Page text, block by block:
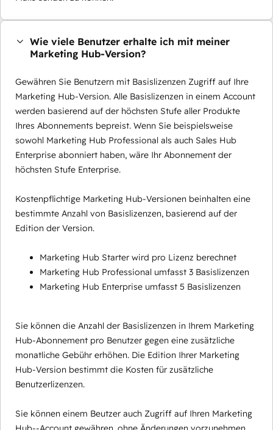
Wie viele Benutzer erhalte ich mit meiner
Marketing Hub-Version?
Gewähren Sie Benutzern mit Basislizenzen Zugriff auf Ihre
Marketing Hub-Version. Alle Basislizenzen in einem Account
werden basierend auf der höchsten Stufe aller Produkte
Ihres Abonnements bepreist. Wenn Sie beispielsweise
sowohl Marketing Hub Professional als auch Sales Hub
Enterprise abonniert haben, wäre Ihr Abonnement der
höchsten Stufe Enterprise.
Kostenpflichtige Marketing Hub-Versionen beinhalten eine
bestimmte Anzahl von Basislizenzen, basierend auf der
Edition der Version.
Marketing Hub Starter wird pro Lizenz berechnet
Marketing Hub Professional umfasst 3 Basislizenzen
Marketing Hub Enterprise umfasst 5 Basislizenzen
Sie können die Anzahl der Basislizenzen in Ihrem Marketing
Hub-Abonnement pro Benutzer gegen eine zusätzliche
monatliche Gebühr erhöhen. Die Edition Ihrer Marketing
Hub-Version bestimmt die Kosten für zusätzliche
Benutzerlizenzen.
Sie können einem Beutzer auch Zugriff auf Ihren Marketing